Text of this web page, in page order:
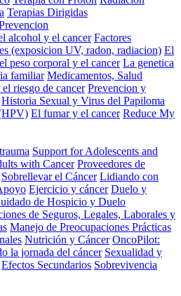
Terapias Dirigidas
alcohol y el cancer Factores
(exposicion UV, radon, radiacion) El
peso corporal y el cancer La genetica
familiar Medicamentos, Salud
riesgo de cancer Prevencion y
Historia Sexual y Virus del Papiloma
El fumar y el cancer Reduce My
Support for Adolescents and
with Cancer Proveedores de
Sobrellevar el Cáncer Lidiando con
Ejercicio y cáncer Duelo y
de Hospicio y Duelo
de Seguros, Legales, Laborales y
Manejo de Preocupaciones Prácticas
Nutrición y Cáncer OncoPilot:
la jornada del cáncer Sexualidad y
Efectos Secundarios Sobrevivencia